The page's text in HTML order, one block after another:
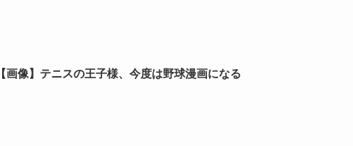
【画像】テニスの王子様、今度は野球漫画になる